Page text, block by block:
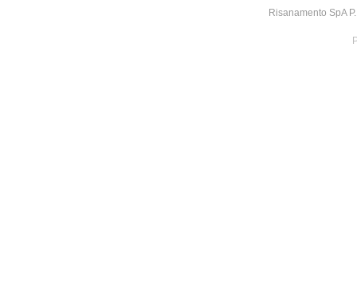
Risanamento SpA